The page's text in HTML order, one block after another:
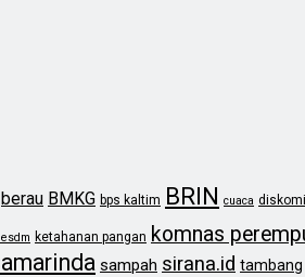
berau BMKG bps kaltim BRIN cuaca
ketahanan pangan komnas
sampah sirana.id tambang